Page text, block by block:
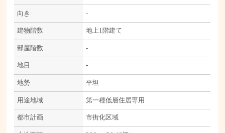
向き -
建物階数 地上1階建て
部屋階数 -
地目 -
地勢 平坦
用途地域 第一種低層住居専用
都市計画 市街化区域